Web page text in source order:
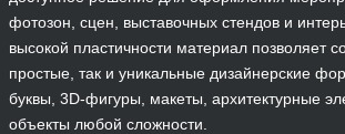
фотозон, сцен, выставочных стендов и
высокой пластичности материал позволяет
простые, так и уникальные дизайнерские
буквы, 3D-фигуры, макеты, архитектурные
объекты любой сложности.